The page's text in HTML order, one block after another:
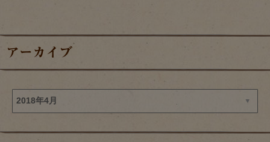
アーカイブ